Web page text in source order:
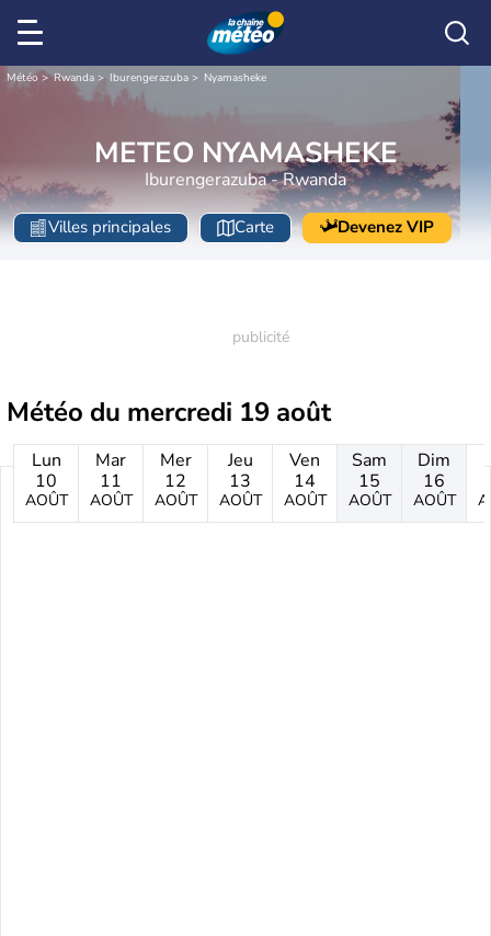
Météo Rwanda Iburengerazuba Nyamasheke
METEO NYAMASHEKE
Iburengerazuba - Rwanda
Villes principales Carte Devenez VIP
Météo du mercredi 19 août
Lun
10
AOÛT
Mar
11
AOÛT
Mer
12
AOÛT
Jeu
13
AOÛT
Ven
14
AOÛT
Sam
15
AOÛT
Dim
16
AOÛT